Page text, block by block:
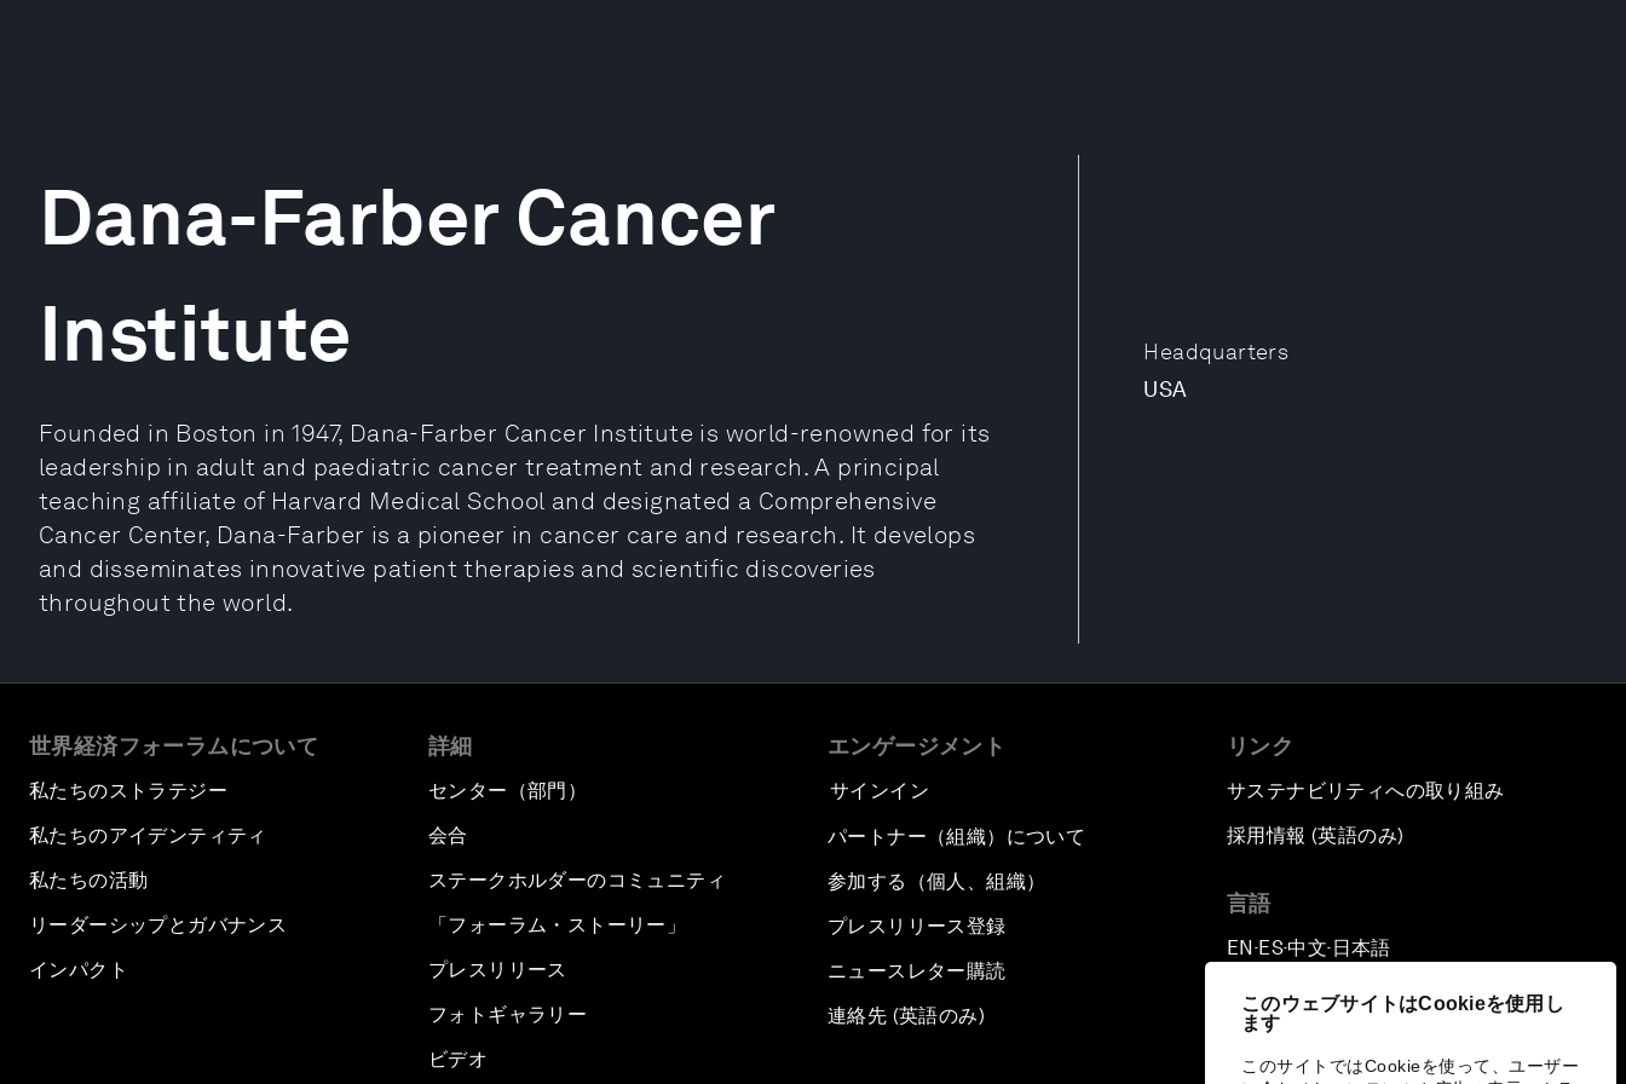
このウェブサイトはCookieを使用し
ます
このサイトではCookieを使って、ユーザー
Headquarters
USA
Dana-Farber Cancer
Institute
Founded in Boston in 1947, Dana-Farber Cancer Institute is world-renowned for its
leadership in adult and paediatric cancer treatment and research. A principal
teaching affiliate of Harvard Medical School and designated a Comprehensive
Cancer Center, Dana-Farber is a pioneer in cancer care and research. It develops
and disseminates innovative patient therapies and scientific discoveries
throughout the world.
世界経済フォーラムについて
私たちのストラテジー
私たちのアイデンティティ
私たちの活動
リーダーシップとガバナンス
インパクト
詳細
センター（部門）
会合
ステークホルダーのコミュニティ
「フォーラム・ストーリー」
プレスリリース
フォトギャラリー
ビデオ
エンゲージメント
サインイン
パートナー（組織）について
参加する（個人、組織）
プレスリリース登録
ニュースレター購読
連絡先 (英語のみ)
リンク
サステナビリティへの取り組み
採用情報 (英語のみ)
言語
EN ▪ES▪中文▪ 日本語